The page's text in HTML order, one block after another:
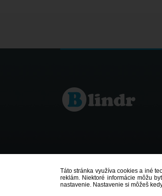
Táto stránka využíva cookies a iné
reklám. Niektoré informácie môžu
nastavenie. Nastavenie si môžeš